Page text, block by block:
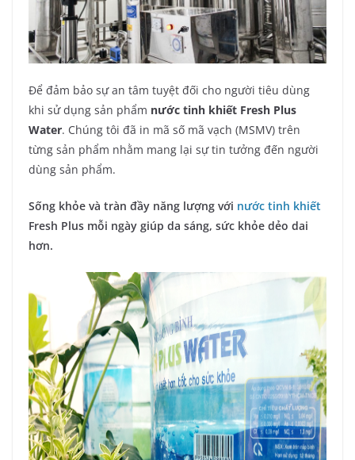
Để đảm bảo sự an tâm tuyệt đối cho người tiêu dùng
khi sử dụng sản phẩm nước tinh khiết Fresh Plus
Water. Chúng tôi đã in mã số mã vạch (MSMV) trên
từng sản phẩm nhằm mang lại sự tin tưởng đến người
dùng sản phẩm.
Sống khỏe và tràn đầy năng lượng với nước tinh khiết
Fresh Plus mỗi ngày giúp da sáng, sức khỏe dẻo dai
hơn.